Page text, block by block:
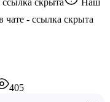
ссылка скрыта
Наш
чате - ссылка скрыта
405